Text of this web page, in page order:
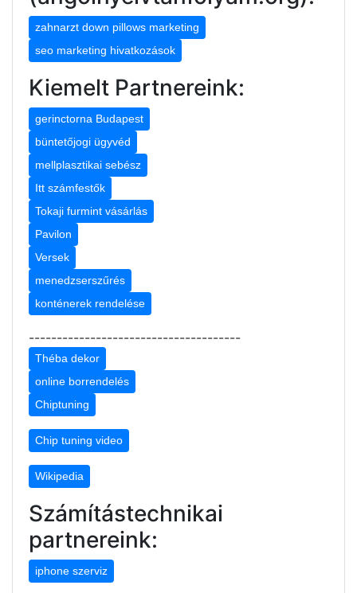
zahnarzt down pillows marketing
seo marketing hivatkozások
Kiemelt Partnereink:
gerinctorna Budapest
büntetőjogi ügyvéd
mellplasztikai sebész
Itt számfestők
Tokaji furmint vásárlás
Pavilon
Versek
menedzserszűrés
konténerek rendelése
--------------------------------------
Théba dekor
online borrendelés
Chiptuning
Chip tuning video
Wikipedia
Számítástechnikai
partnereink:
iphone szerviz